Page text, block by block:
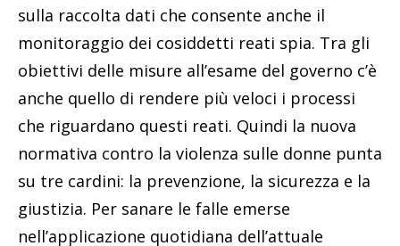
sulla raccolta dati che consente anche il
monitoraggio dei cosiddetti reati spia. Tra gli
obiettivi delle misure all’esame del governo c’è
anche quello di rendere più veloci i processi
che riguardano questi reati. Quindi la nuova
normativa contro la violenza sulle donne punta
su tre cardini: la prevenzione, la sicurezza e la
giustizia. Per sanare le falle emerse
nell’applicazione quotidiana dell’attuale